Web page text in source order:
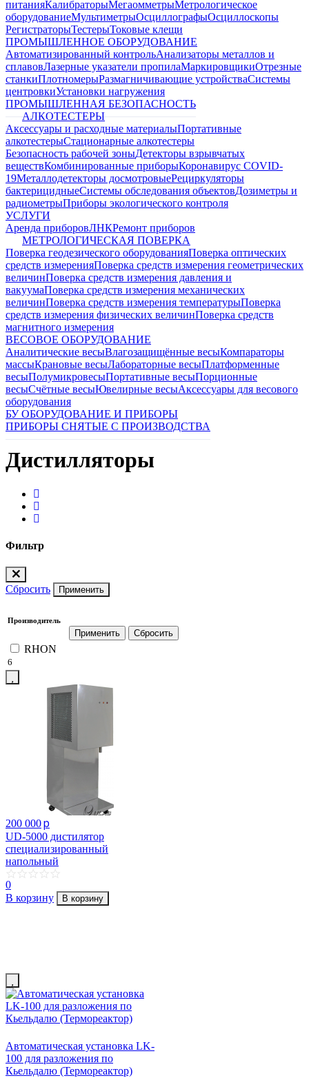
питанияКалибраторыМегаомметрыМетрологическое
оборудованиеМультиметрыОсциллографыОсциллоскопы
РегистраторыТестерыТоковые клещи
ПРОМЫШЛЕННОЕ ОБОРУДОВАНИЕ
Автоматизированный контрольАнализаторы металлов и
сплавовЛазерные указатели пропилаМаркировщикиОтрезные
станкиПлотномерыРазмагничивающие устройстваСистемы
центровкиУстановки нагружения
ПРОМЫШЛЕННАЯ БЕЗОПАСНОСТЬ
АЛКОТЕСТЕРЫ
Аксессуары и расходные материалыПортативные
алкотестерыСтационарные алкотестеры
Безопасность рабочей зоныДетекторы взрывчатых
веществКомбинированные приборыКоронавирус COVID-
19Металлодетекторы досмотровыеРециркуляторы
бактерицидныеСистемы обследования объектовДозиметры и
радиометрыПриборы экологического контроля
УСЛУГИ
Аренда приборовЛНКРемонт приборов
МЕТРОЛОГИЧЕСКАЯ ПОВЕРКА
Поверка геодезического оборудованияПоверка оптических
средств измеренияПоверка средств измерения геометрических
величинПоверка средств измерения давления и
вакуумаПоверка средств измерения механических
величинПоверка средств измерения температурыПоверка
средств измерения физических величинПоверка средств
магнитного измерения
ВЕСОВОЕ ОБОРУДОВАНИЕ
Аналитические весыВлагозащищённые весыКомпараторы
массыКрановые весыЛабораторные весыПлатформенные
весыПолумикровесыПортативные весыПорционные
весыСчётные весыЮвелирные весыАксессуары для весового
оборудования
БУ ОБОРУДОВАНИЕ И ПРИБОРЫ
ПРИБОРЫ СНЯТЫЕ С ПРОИЗВОДСТВА
Дистилляторы
Фильтр
Сбросить Применить
Производитель
RHON
6
200 000p
UD-5000 дистилятор
специализированный
напольный
0
В корзину
В корзину
Автоматическая установка LK-
100 для разложения по
Кьельдалю (Термореактор)